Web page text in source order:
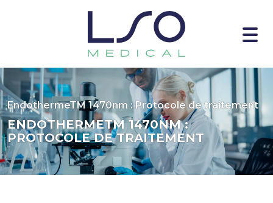
EndothermeTM 1470nm : Protocole de traitement
ENDOTHERMETM 1470NM :
PROTOCOLE DE TRAITEMENT